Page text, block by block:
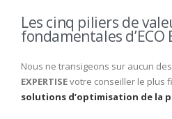
Les cinq piliers de
fondamentales d’ECO
Nous ne transigeons sur aucun des
EXPERTISEvotre conseiller le plus
solutions d’optimisation de la